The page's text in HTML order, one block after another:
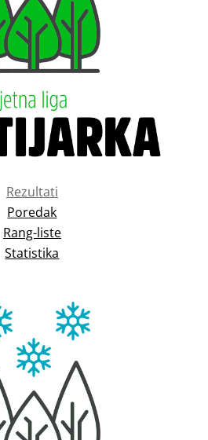
Rezultati
Poredak
Rang-liste
Statistika